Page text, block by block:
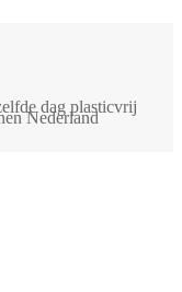
dag plasticvrij
Nederland